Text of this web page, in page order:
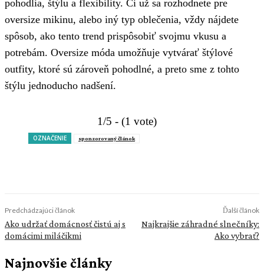
pohodlia, štýlu a flexibility. Či už sa rozhodnete pre
oversize mikinu, alebo iný typ oblečenia, vždy nájdete
spôsob, ako tento trend prispôsobiť svojmu vkusu a
potrebám. Oversize móda umožňuje vytvárať štýlové
outfity, ktoré sú zároveň pohodlné, a preto sme z tohto
štýlu jednoducho nadšení.
1/5 - (1 vote)
OZNAČENIE sponzorovaný článok
Predchádzajúci článok
Ako udržať domácnosť čistú aj s
domácimi miláčikmi
Ďalší článok
Najkrajšie záhradné slnečníky:
Ako vybrať?
Najnovšie články